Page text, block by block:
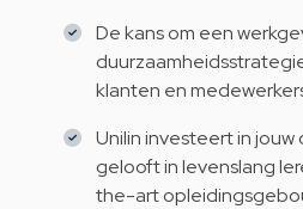
De kans om een
klanten en
Unilin investeert in jouw
gelooft in levenslang
the-art